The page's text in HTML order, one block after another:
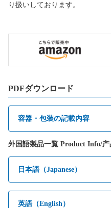
り扱いしております。
PDFダウンロード
容器・包装の記載内容
外国語製品一覧 Product Info/
日本語（Japanese）
英語（English）